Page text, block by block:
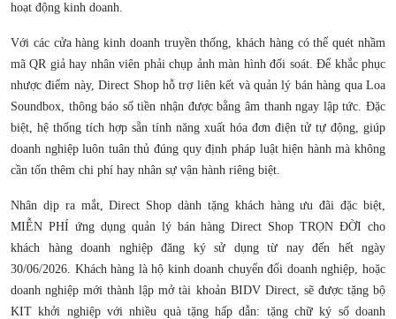
hoạt động kinh doanh.
Với các cửa hàng kinh doanh truyền thống, khách hàng có thể quét nhầm
mã QR giả hay nhân viên phải chụp ảnh màn hình đối soát. Để khắc phục
nhược điểm này, Direct Shop hỗ trợ liên kết và quản lý bán hàng qua Loa
Soundbox, thông báo số tiền nhận được bằng âm thanh ngay lập tức. Đặc
biệt, hệ thống tích hợp sẵn tính năng xuất hóa đơn điện tử tự động, giúp
doanh nghiệp luôn tuân thủ đúng quy định pháp luật hiện hành mà không
cần tốn thêm chi phí hay nhân sự vận hành riêng biệt.
Nhân dịp ra mắt, Direct Shop dành tặng khách hàng ưu đãi đặc biệt,
MIỄN PHÍ ứng dụng quản lý bán hàng Direct Shop TRỌN ĐỜI cho
khách hàng doanh nghiệp đăng ký sử dụng từ nay đến hết ngày
30/06/2026. Khách hàng là hộ kinh doanh chuyển đổi doanh nghiệp, hoặc
doanh nghiệp mới thành lập mở tài khoản BIDV Direct, sẽ được tặng bộ
KIT khởi nghiệp với nhiều quà tặng hấp dẫn: tặng chữ ký số doanh